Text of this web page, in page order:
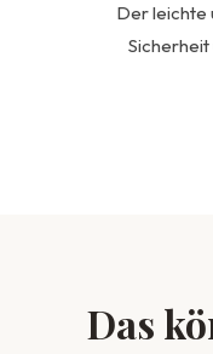
Der leichte
Das